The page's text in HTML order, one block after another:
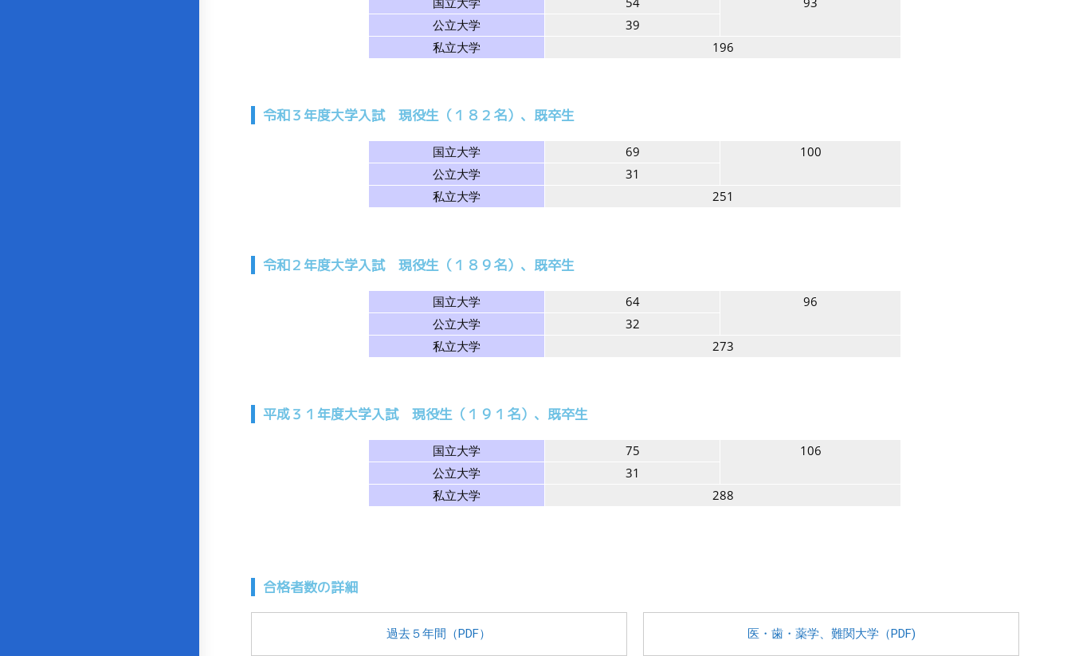
公立大学
39
私立大学
196
令和３年度大学入試 現役生（１８２名）、既卒生
国立大学 69
100
公立大学
31
私立大学
251
令和２年度大学入試 現役生（１８９名）、既卒生
国立大学 64
96
公立大学
32
私立大学
273
平成３１年度大学入試 現役生（１９１名）、既卒生
国立大学 75
106
公立大学
31
私立大学
288
合格者数の詳細
過去５年間（PDF） 医・歯・薬学、難関大学（PDF)